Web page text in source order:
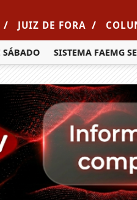
/ JUIZ DE FORA /
SISTEMA FAEMG